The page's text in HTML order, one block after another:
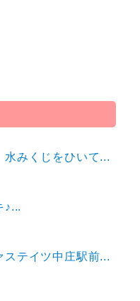
みくじをひいて...
♪...
ステイツ中庄駅前...